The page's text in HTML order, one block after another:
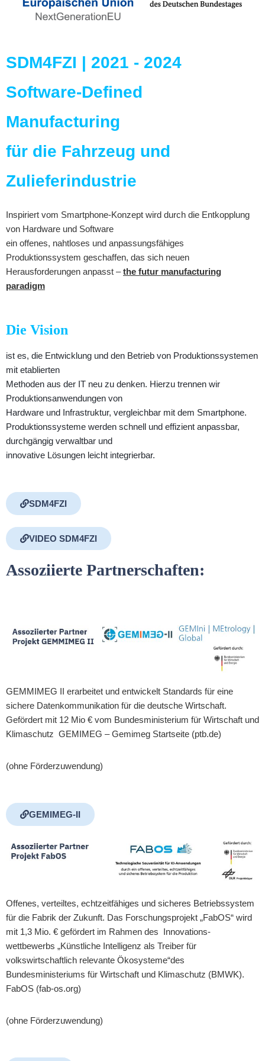
SDM4FZI | 2021 - 2024
Software-Defined
Manufacturing
für die Fahrzeug und
Zulieferindustrie
Inspiriert vom Smartphone-Konzept wird durch die Entkopplung
von Hardware und Software
ein offenes, nahtloses und anpassungsfähiges
Produktionssystem geschaffen, das sich neuen
Herausforderungen anpasst –the futur manufacturing
paradigm
Die Vision
ist es, die Entwicklung und den Betrieb von Produktionssystemen
mit etablierten
Methoden aus der IT neu zu denken. Hierzu trennen wir
Produktionsanwendungen von
Hardware und Infrastruktur, vergleichbar mit dem Smartphone.
Produktionssysteme werden schnell und effizient anpassbar,
durchgängig verwaltbar und
innovative Lösungen leicht integrierbar.
SDM4FZI
VIDEO SDM4FZI
Assoziierte Partnerschaften:
GEMMIMEG II erarbeitet und entwickelt Standards für eine
sichere Datenkommunikation für die deutsche Wirtschaft.
Gefördert mit 12 Mio € vom Bundesministerium für Wirtschaft und
Klimaschutz GEMIMEG –Gemimeg Startseite (ptb.de)
(ohne Förderzuwendung)
GEMIMEG-II
Offenes, verteiltes, echtzeitfähiges und sicheres Betriebssystem
für die Fabrik der Zukunft. Das Forschungsprojekt „FabOS“ wird
mit 1,3 Mio. € gefördert im Rahmen des Innovations-
wettbewerbs „Künstliche Intelligenz als Treiber für
volkswirtschaftlich relevante Ökosysteme“des
Bundesministeriums für Wirtschaft und Klimaschutz (BMWK).
FabOS (fab-os.org)
(ohne Förderzuwendung)